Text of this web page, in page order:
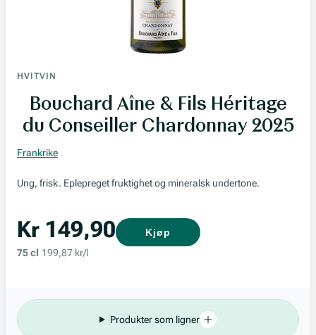
HVITVIN
Bouchard Aîne & Fils Héritage
du Conseiller Chardonnay 2025
Frankrike
Ung, frisk. Eplepreget fruktighet og mineralsk undertone.
Kr 149,90
75 cl 199,87 kr/l
Kjøp
Produkter som ligner